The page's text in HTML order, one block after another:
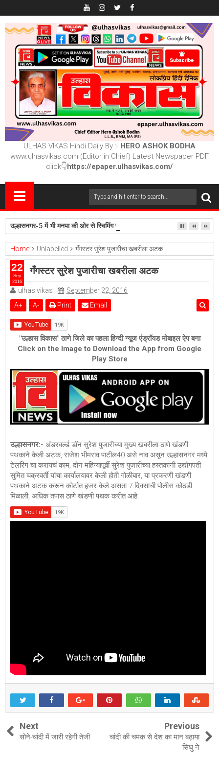
ULHAS VIKAS Hindi Daily By :- HERO ASHOK BODHA
www.ulhasvikas.com (Editor in Chief) Latest Newspaper PDF
click👇https://epaper.ulhasvikas.com/
उल्हासनगर-5 में भी मनपा की ओर से स्विमिंग पुल सुविधा हो- शेरी लुंड
Home Unlabelled गँगस्टर सुरेश पुजारीचा खबरीला अटक
गँगस्टर सुरेश पुजारीचा खबरीला अटक
ulhas vikas
September 22, 2016
A+ A- Print Email
"उल्हास विकास" ठाणे जिले का पहला हिन्दी न्यूज एंड्रॉयड मोबाइल ऐप बना
Click on the Image to Download the App from Google
Play Store
उल्हासनगर:- अंडरवर्ल्ड डॉन सुरेश पुजारीच्या मुख्य खबरीला ठाणे खंडणी
पथकाने केली अटक, राजेश भीमराव पाटील40 असे नाव असून उल्हासनगर मध्ये
टेलरिंग चा करायचं काम, दोन महिन्यापूर्वी सुरेश पुजारीच्या हस्तकांनी उद्योगपती
सुमित चक्रवर्ती यांचा कार्यालयावर केली होती गोळीबार, या प्रकरणी खंडणी
पथकाने अटक करून कोर्टात हजर केले असता 7 दिवसाची पोलीस कोठडी
मिळाली, अधिक तपास ठाणे खंडणी पथक करीत आहे.
22
Sep
2016
Next
सोने-चांदी में जारी रहेगी तेजी
Previous
चांदी की चमक से देश का मान बढ़ाया
सिंधु ने